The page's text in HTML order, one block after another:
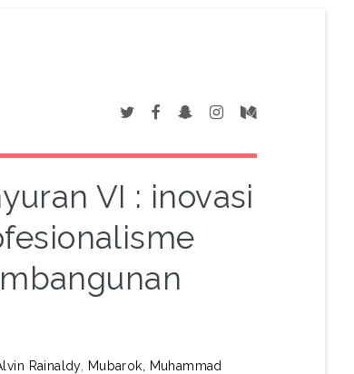
VI : inovasi
Rainaldy, Mubarok, Muhammad